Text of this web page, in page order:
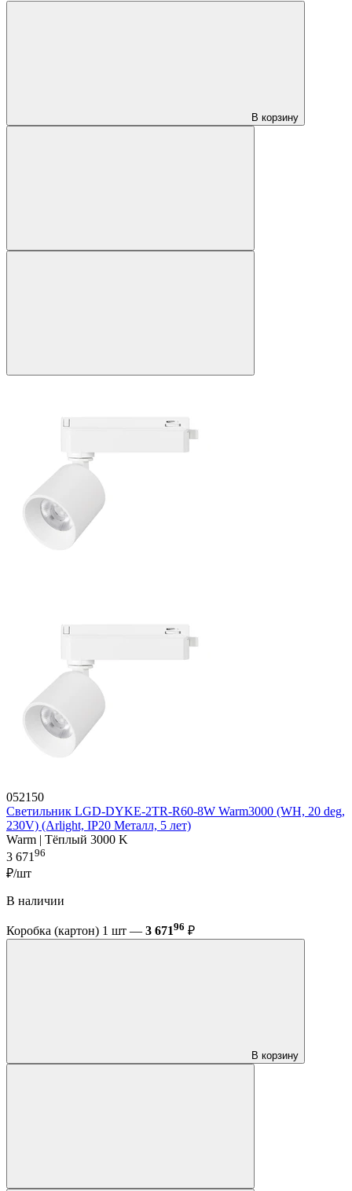
В корзину
052150
Светильник LGD-DYKE-2TR-R60-8W Warm3000 (WH, 20 deg,
230V) (Arlight, IP20 Металл, 5 лет)
Warm | Тёплый 3000 K
3 671 96
₽/шт
В наличии
Коробка (картон) 1 шт — 3 67196 ₽
В корзину